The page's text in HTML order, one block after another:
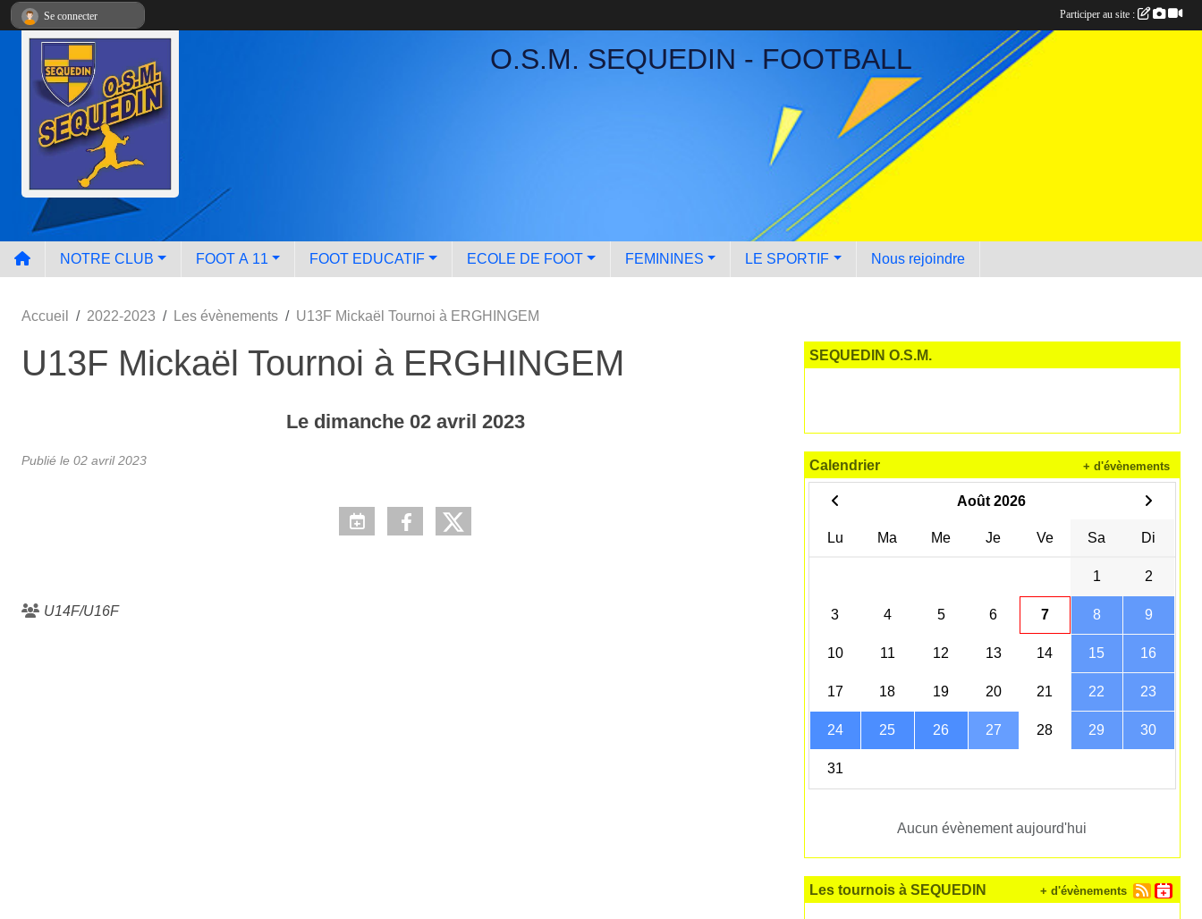
O.S.M. SEQUEDIN - FOOTBALL
NOTRE CLUB FOOT A 11 FOOT EDUCATIF ECOLE DE FOOT FEMININES LE SPORTIF Nous rejoindre
Accueil 2022-2023 Les évènements U13F Mickaël Tournoi à ERGHINGEM
U13F Mickaël Tournoi à ERGHINGEM
Le dimanche 02 avril 2023
Publié le 02 avril 2023
U14F/U16F
SEQUEDIN O.S.M.
Calendrier
Août 2026
Lu Ma Me Je Ve Sa Di
1 2
3 4 5 6 7 8 9
10 11 12 13 14 15 16
17 18 19 20 21 22 23
24 25 26 27 28 29 30
31
Aucun évènement aujourd'hui
+ d'évènements
Les tournois à SEQUEDIN + d'évènements
Se connecter Participer au site :
Panneau de gestion des cookies